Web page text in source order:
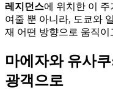
레지던스에 위치한 이 주
여줄 뿐 아니라, 도쿄와
재 어떤 방향으로 움직
마에자와 유사
광객으로